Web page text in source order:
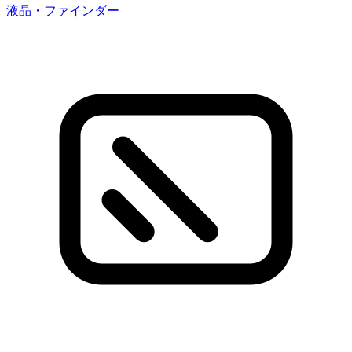
液晶・ファインダー